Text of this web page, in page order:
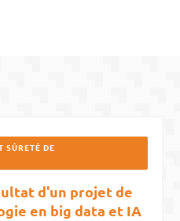
SÛRETÉ DE
d'un projet de
en big data et IA